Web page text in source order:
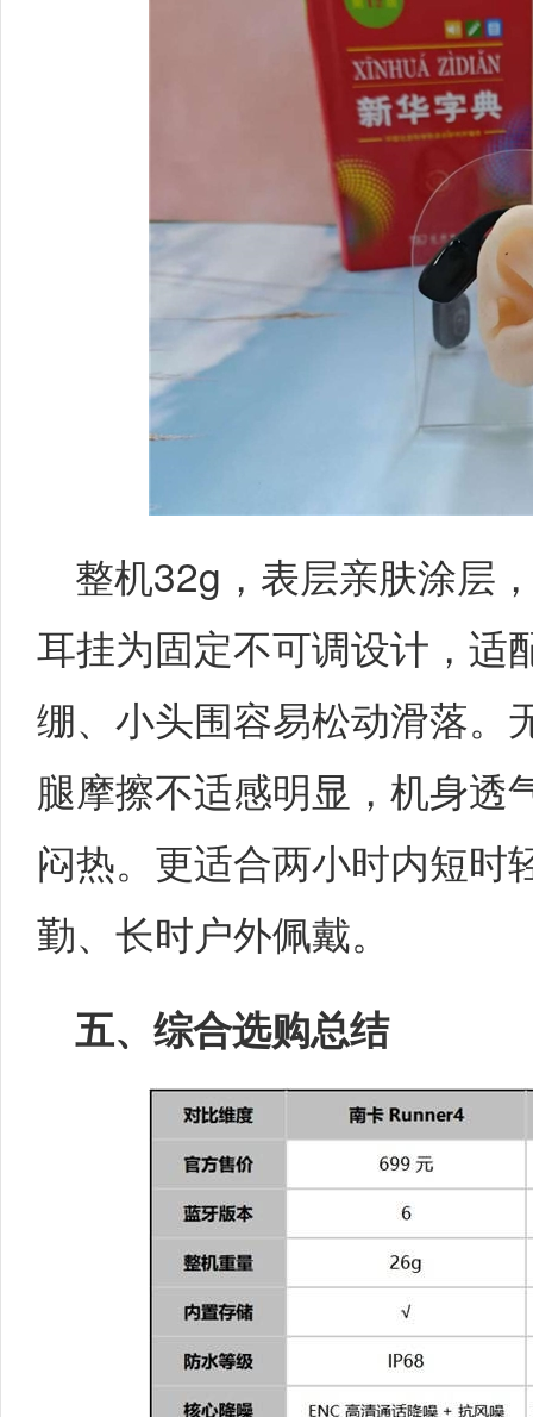
整机32g，表层亲肤涂层
耳挂为固定不可调设计，适
绷、小头围容易松动滑落。
腿摩擦不适感明显，机身透
闷热。更适合两小时内短时
勤、长时户外佩戴。
五、综合选购总结